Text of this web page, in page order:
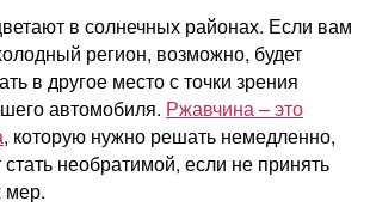
в солнечных районах. Если вам
регион, возможно, будет
в другое место с точки зрения
автомобиля. Ржавчина – это
, которую нужно решать немедленно,
необратимой, если не принять
мер.